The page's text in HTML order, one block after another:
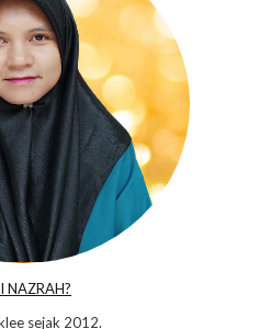
NAZRAH?
sejak 2012.